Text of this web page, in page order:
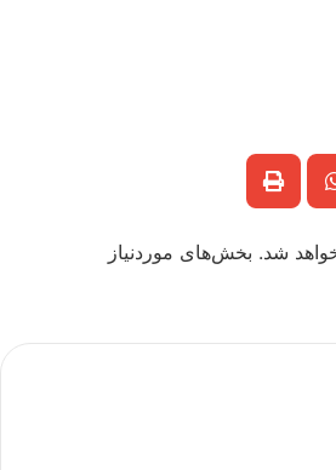
شد. بخش‌های موردنیاز